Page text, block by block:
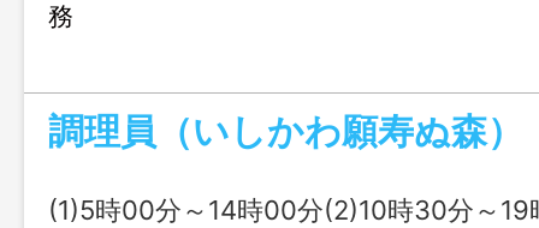
務
調理員（いしかわ願寿ぬ森）
(1)5時00分～14時00分(2)10時30分～19